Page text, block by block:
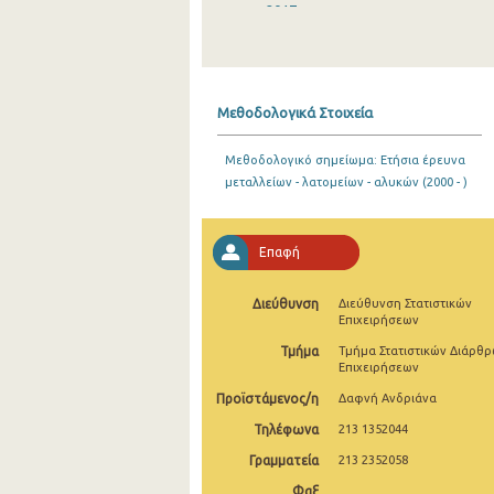
2017
2013
2011
2007
2005
Μεθοδολογικά Στοιχεία
Μεθοδολογικό σημείωμα: Ετήσια έρευνα
μεταλλείων - λατομείων - αλυκών (2000 - )
Επαφή
Διεύθυνση
Διεύθυνση Στατιστικών
Επιχειρήσεων
Τμήμα
Τμήμα Στατιστικών
Επιχειρήσεων
Προϊστάμενος/η Δαφνή Ανδριάνα
Τηλέφωνα 213 1352044
Γραμματεία 213 2352058